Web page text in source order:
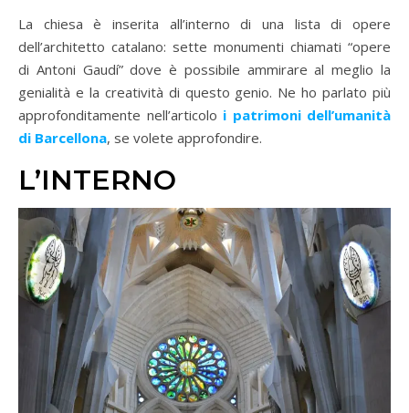
La chiesa è inserita all’interno di una lista di opere
dell’architetto catalano: sette monumenti chiamati “opere
di Antoni Gaudí” dove è possibile ammirare al meglio la
genialità e la creatività di questo genio. Ne ho parlato più
approfonditamente nell’articolo i patrimoni dell’umanità
di Barcellona, se volete approfondire.
L’INTERNO